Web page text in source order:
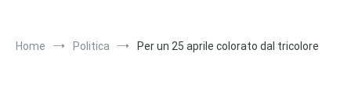
Home Politica Per un 25 aprile colorato dal tricolore